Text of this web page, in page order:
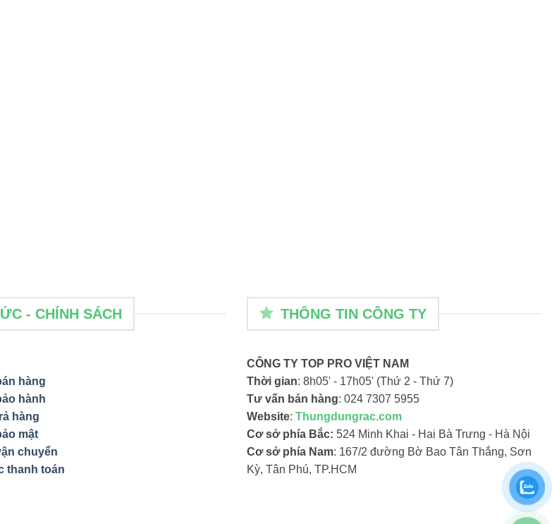
- CHÍNH SÁCH
hàng
hành
hàng
mật
chuyển
thanh toán
THÔNG TIN CÔNG TY
CÔNG TY TOP PRO VIỆT NAM
Thời gian: 8h05' - 17h05' (Thứ 2 - Thứ 7)
Tư vấn bán hàng: 024 7307 5955
Website: Thungdungrac.com
Cơ sở phía Bắc: 524 Minh Khai - Hai Bà Trưng - Hà Nội
Cơ sở phía Nam: 167/2 đường Bờ Bao Tân Thắng, Sơn
Kỳ, Tân Phú, TP.HCM